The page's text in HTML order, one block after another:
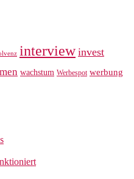
interview invest
wachstum Werbespot werbung